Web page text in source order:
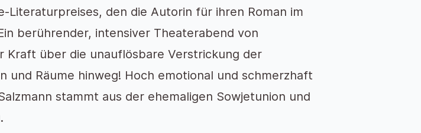
Literaturpreises, den die Autorin für ihren Roman im
berührender, intensiver Theaterabend von
Kraft über die unauflösbare Verstrickung der
und Räume hinweg! Hoch emotional und schmerzhaft
stammt aus der ehemaligen Sowjetunion und